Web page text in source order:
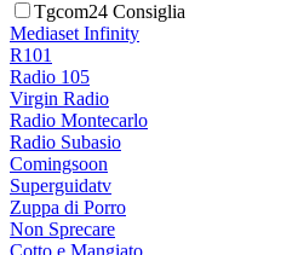
Tgcom24 Consiglia
Mediaset Infinity
R101
Radio 105
Virgin Radio
Radio Montecarlo
Radio Subasio
Comingsoon
Superguidatv
Zuppa di Porro
Non Sprecare
Cotto e Mangiato